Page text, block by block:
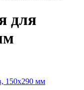
для